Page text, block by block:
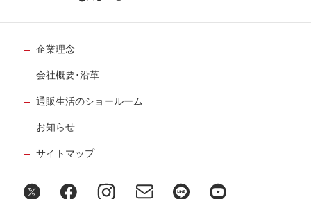
企業理念
会社概要･沿革
通販生活のショールーム
お知らせ
サイトマップ